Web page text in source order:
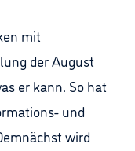
mit
der August
er kann. So hat
und
wird